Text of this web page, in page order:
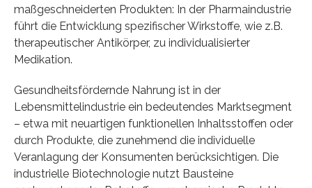
maßgeschneiderten Produkten: In der Pharmaindustrie
führt die Entwicklung spezifischer Wirkstoffe, wie z.B.
therapeutischer Antikörper, zu individualisierter
Medikation.
Gesundheitsfördernde Nahrung ist in der
Lebensmittelindustrie ein bedeutendes Marktsegment
– etwa mit neuartigen funktionellen Inhaltsstoffen oder
durch Produkte, die zunehmend die individuelle
Veranlagung der Konsumenten berücksichtigen. Die
industrielle Biotechnologie nutzt Bausteine